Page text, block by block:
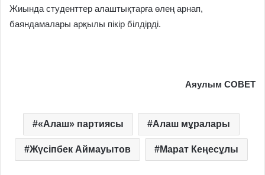
Жиында студенттер алаштықтарға өлең арнап,
баяндамалары арқылы пікір білдірді.
Аяулым СОВЕТ
«Алаш» партиясы Алаш мұралары
Жүсіпбек Аймауытов Марат Кеңесұлы